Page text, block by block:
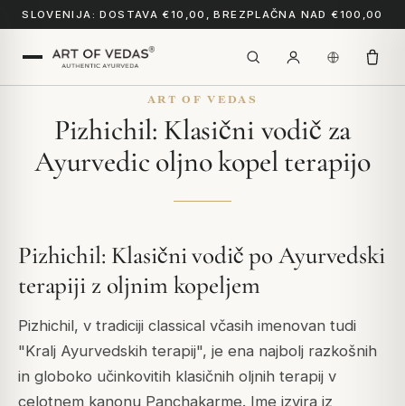
SLOVENIJA: DOSTAVA €10,00, BREZPLAČNA NAD €100,00
ART OF VEDAS
Pizhichil: Klasični vodič za
Ayurvedic oljno kopel terapijo
Pizhichil: Klasični vodič po Ayurvedski
terapiji z oljnim kopeljem
Pizhichil, v tradiciji classical včasih imenovan tudi
"Kralj Ayurvedskih terapij", je ena najbolj razkošnih
in globoko učinkovitih klasičnih oljnih terapij v
celotnem kanonu Panchakarme. Ime izvira iz